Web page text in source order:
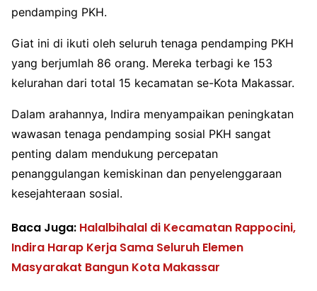
pendamping PKH.
Giat ini di ikuti oleh seluruh tenaga pendamping PKH
yang berjumlah 86 orang. Mereka terbagi ke 153
kelurahan dari total 15 kecamatan se-Kota Makassar.
Dalam arahannya, Indira menyampaikan peningkatan
wawasan tenaga pendamping sosial PKH sangat
penting dalam mendukung percepatan
penanggulangan kemiskinan dan penyelenggaraan
kesejahteraan sosial.
Baca Juga: Halalbihalal di Kecamatan Rappocini,
Indira Harap Kerja Sama Seluruh Elemen
Masyarakat Bangun Kota Makassar